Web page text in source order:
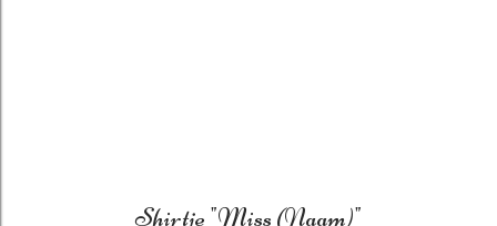
Shirtje "miss (naam)"